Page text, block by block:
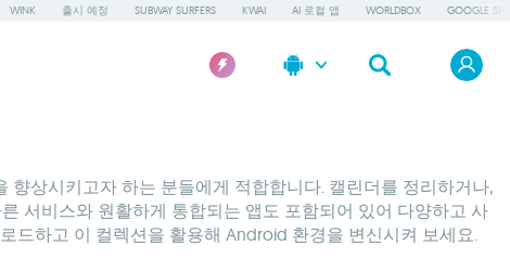
WINK 출시 예정 SUBWAY SURFERS KWAI AI 로컬 앱 WORLDBOX GOOGLE
상시키고자 하는 분들에게 적합합니다. 캘린더를 정리하거나,
서비스와 원활하게 통합되는 앱도 포함되어 있어 다양하고 사
드하고 이 컬렉션을 활용해 Android 환경을 변신시켜 보세요.